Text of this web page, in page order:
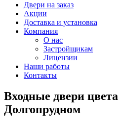
Двери на заказ
Акции
Доставка и установка
Компания
О нас
Застройщикам
Лицензии
Наши работы
Контакты
Входные двери
Долгопрудном